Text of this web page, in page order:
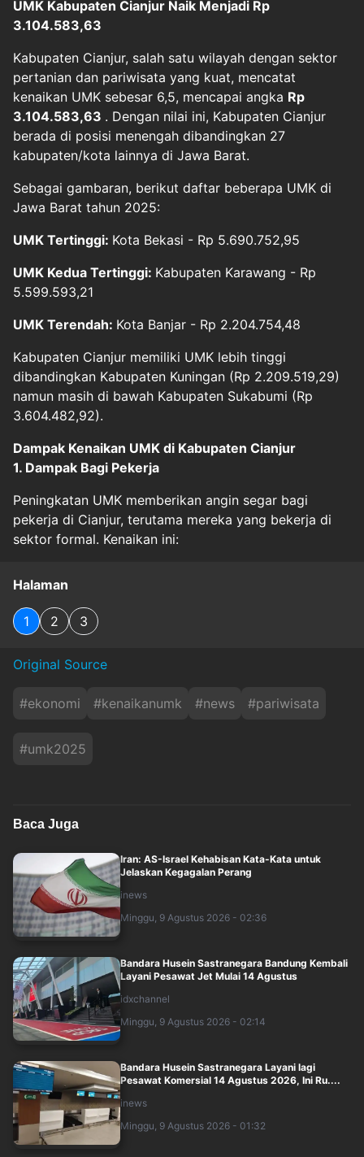
UMK Kabupaten Cianjur Naik Menjadi Rp
3.104.583,63
Kabupaten Cianjur, salah satu wilayah dengan sektor
pertanian dan pariwisata yang kuat, mencatat
kenaikan UMK sebesar 6,5, mencapai angka Rp
3.104.583,63 . Dengan nilai ini, Kabupaten Cianjur
berada di posisi menengah dibandingkan 27
kabupaten/kota lainnya di Jawa Barat.
Sebagai gambaran, berikut daftar beberapa UMK di
Jawa Barat tahun 2025:
UMK Tertinggi: Kota Bekasi - Rp 5.690.752,95
UMK Kedua Tertinggi: Kabupaten Karawang - Rp
5.599.593,21
UMK Terendah: Kota Banjar - Rp 2.204.754,48
Kabupaten Cianjur memiliki UMK lebih tinggi
dibandingkan Kabupaten Kuningan (Rp 2.209.519,29)
namun masih di bawah Kabupaten Sukabumi (Rp
3.604.482,92).
Dampak Kenaikan UMK di Kabupaten Cianjur
1. Dampak Bagi Pekerja
Peningkatan UMK memberikan angin segar bagi
pekerja di Cianjur, terutama mereka yang bekerja di
sektor formal. Kenaikan ini:
Halaman
1 2 3
Original Source
#ekonomi #kenaikanumk #news #pariwisata
#umk2025
Baca Juga
Iran: AS-Israel Kehabisan Kata-Kata untuk
Jelaskan Kegagalan Perang
inews
Minggu, 9 Agustus 2026 - 02:36
Bandara Husein Sastranegara Bandung Kembali
Layani Pesawat Jet Mulai 14 Agustus
idxchannel
Minggu, 9 Agustus 2026 - 02:14
Bandara Husein Sastranegara Layani lagi
Pesawat Komersial 14 Agustus 2026, Ini Ru....
inews
Minggu, 9 Agustus 2026 - 01:32